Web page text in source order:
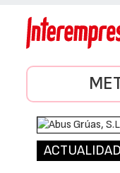
ACTUALIDAD